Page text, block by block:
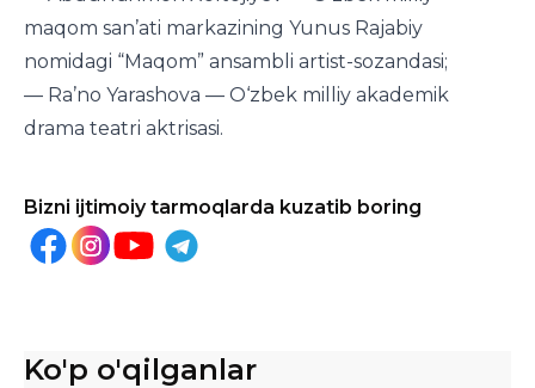
maqom san’ati markazining Yunus Rajabiy
nomidagi “Maqom” ansambli artist-sozandasi;
— Ra’no Yarashova — O‘zbek milliy akademik
drama teatri aktrisasi.
Bizni ijtimoiy tarmoqlarda kuzatib boring
Ko'p o'qilganlar